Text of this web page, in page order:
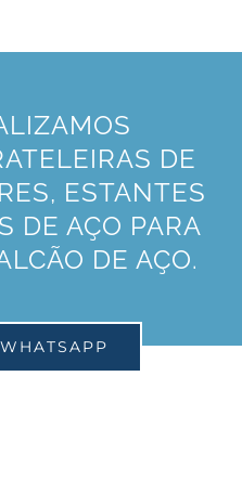
DE
ESTANTES
DE AÇO PARA
DE AÇO.